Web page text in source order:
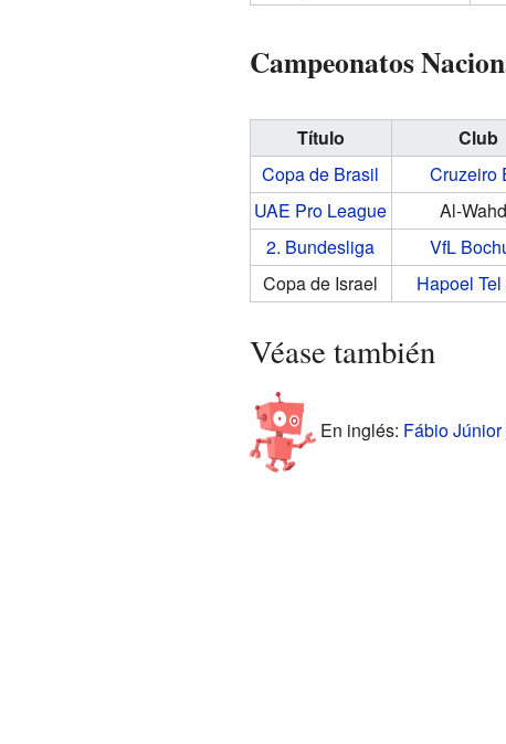
Campeonatos
Título Club
Copa de Brasil
Cruzeiro
UAE Pro League
Al-
2. Bundesliga
VfL
Copa de Israel
Hapoel
Véase también
En inglés: Fábio